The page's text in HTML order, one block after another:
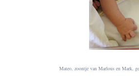
Mateo, zoontje van Marlous en Mark,